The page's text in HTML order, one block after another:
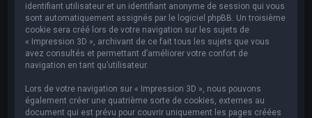
identifiant utilisateur et un identifiant anonyme de session qui vous
sont automatiquement assignés par le logiciel phpBB. Un troisième
cookie sera créé lors de votre navigation sur les sujets de
« Impression 3D », archivant de ce fait tous les sujets que vous
avez consultés et permettant d’améliorer votre confort de
navigation en tant qu’utilisateur.
Lors de votre navigation sur « Impression 3D », nous pouvons
également créer une quatrième sorte de cookies, externes au
document qui est prévu pour couvrir uniquement les pages créées